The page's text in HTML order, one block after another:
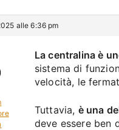
alle 6:36 pm
La centralina è
sistema di
velocità, le
Tuttavia, è una
deve essere ben